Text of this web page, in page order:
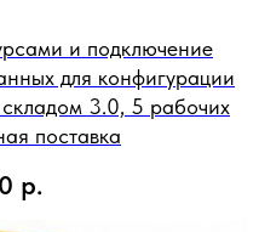
и подключение
для конфигурации
3.0, 5 рабочих
поставка
р.